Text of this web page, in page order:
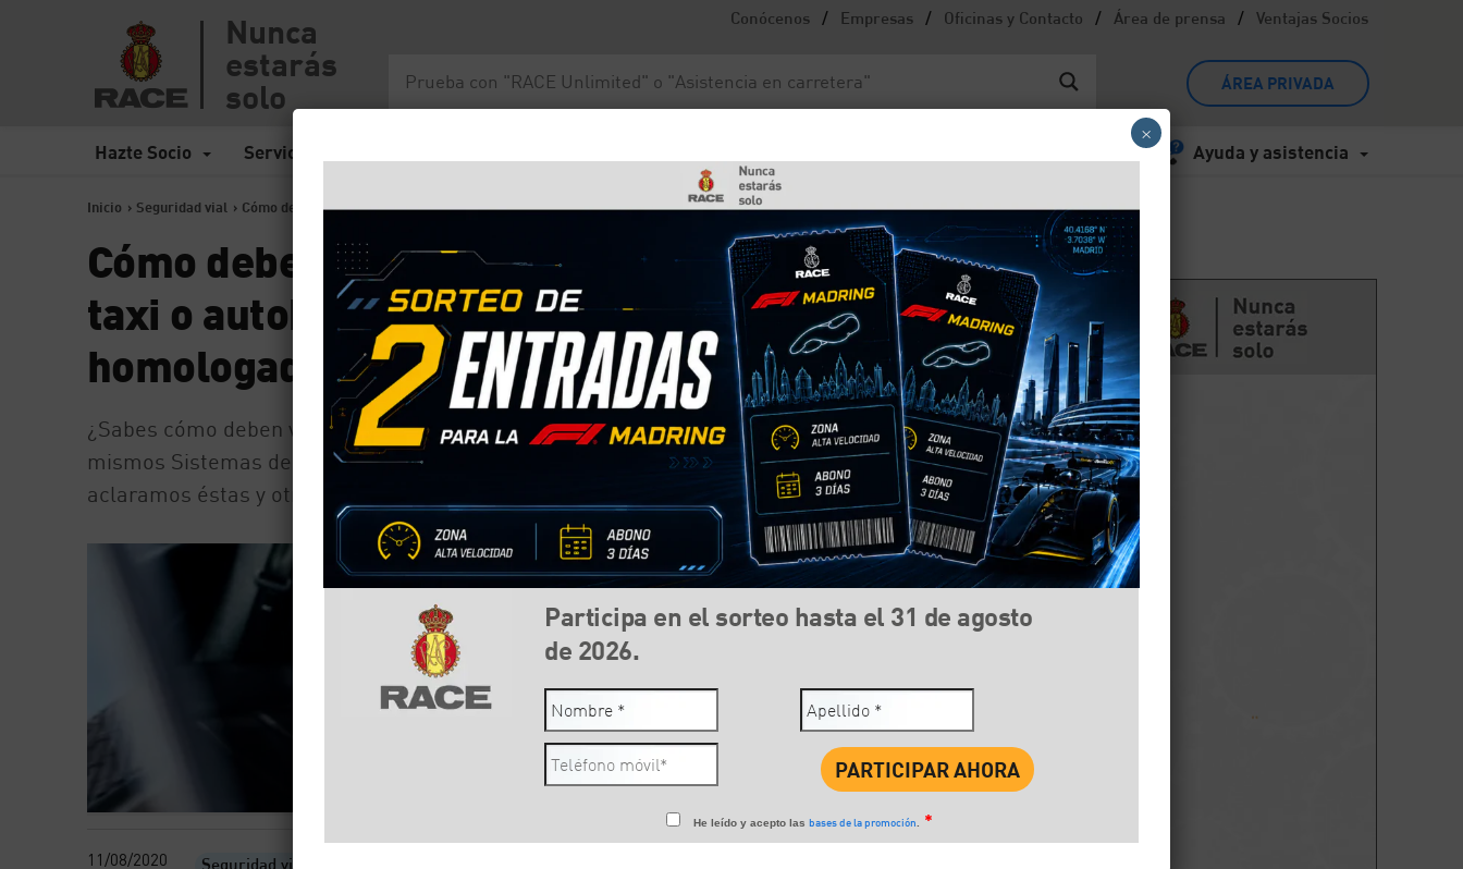
Conócenos / Empresas / Oficinas y Contacto / Área de prensa / Ventajas Socios
Nunca
estarás
solo
ÁREA PRIVADA
Hazte Socio Servicios Ayuda y asistencia
Inicio > Seguridad vial > Cómo deben viajar los niños y bebés en el avión, taxi o autobús, ¿deben ir con sillas homologadas?
Cómo deben viajar los niños y bebés en el avión,
taxi o autobús, ¿deben ir con sillas
homologadas?
¿Sabes cómo deben viajar los niños cuando van en taxi, autobús o avión? ¿Deben llevar los
mismos Sistemas de Retención Infantil que cuando viajan en nuestro coche? Desde el RACE, te
aclaramos éstas y otras dudas relacionadas con el transporte público y los niños.
11/08/2020
Participa en el sorteo hasta el 31 de agosto
de 2026.
He leído y acepto lasbases de la promoción. *
×